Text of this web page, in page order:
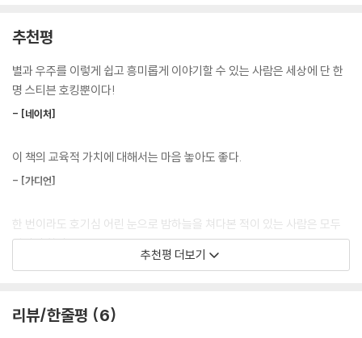
이 마지막 권으로 예정되어 있었으나, 인기에 힘입어 새로운 이야기로 돌
아왔다. 4부 《조지와 풀 수 없는 암호》는 스티븐 호킹이 별세하기 4년 전
에 출간된 책으로, 한국에서는 처음 소개된다. 스티븐 호킹이 세상을 떠난
고 재미있는 것임을 가르쳐 주고 싶었다는 스티븐 호킹의 바람이 고스란히
담긴 이 책은, 어렵고 딱딱하게 느껴질 수 있는 과학 이론들을 신나는 모험
타지 소설과 달리 자연과 과학, 우주에 대한 궁금증들을 속 시원히 해결해
줄 ‘과학 사실’을 바탕으로 이야기가 구성되어 있다. 자칫 허무맹랑하게 보
일 수 있는 우주여행 이야기에 스티븐 호킹의 수준 높은 과학적 이론이 탄
추천평
별과 우주를 이렇게 쉽고 흥미롭게 이야기할 수 있는 사람은 세상에 단 한
명 스티븐 호킹뿐이다!
- [네이처]
이 책의 교육적 가치에 대해서는 마음 놓아도 좋다.
- [가디언]
한 번이라도 호기심 어린 눈으로 밤하늘을 쳐다본 적이 있는 사람은 모두
읽어야 한다.
- [타임]
혜성과 토성, 목성에 대한 생생한 묘사와 실감나는 컬러 사진, 쉽게 풀어 쓴
추천평 더보기
리뷰/한줄평 6